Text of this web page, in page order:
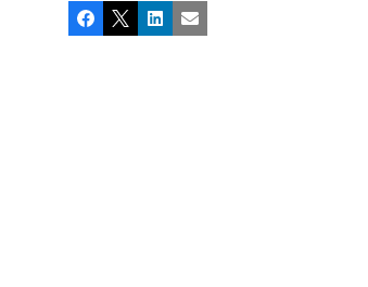
Facebook
X LinkedInE-mail